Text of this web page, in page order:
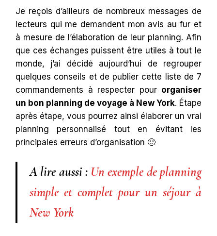
Je reçois d’ailleurs de nombreux messages de
lecteurs qui me demandent mon avis au fur et
à mesure de l’élaboration de leur planning. Afin
que ces échanges puissent être utiles à tout le
monde, j’ai décidé aujourd’hui de regrouper
quelques conseils et de publier cette liste de 7
commandements à respecter pour organiser
un bon planning de voyage à New York. Étape
après étape, vous pourrez ainsi élaborer un vrai
planning personnalisé tout en évitant les
principales erreurs d’organisation 🙂
A lire aussi : Un exemple de planning
simple et complet pour un séjour à
New York